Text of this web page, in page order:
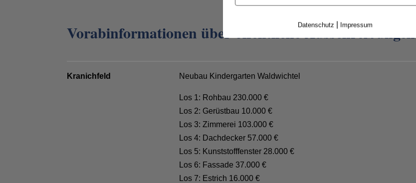
Vorabinformationen über öffentliche Ausschreibungen
Kranichfeld Neubau Kindergarten Waldwichtel
Los 1: Rohbau 230.000 €
Los 2: Gerüstbau 10.000 €
Los 3: Zimmerei 103.000 €
Los 4: Dachdecker 57.000 €
Los 5: Kunststofffenster 28.000 €
Los 6: Fassade 37.000 €
Los 7: Estrich 16.000 €
Datenschutz Impressum